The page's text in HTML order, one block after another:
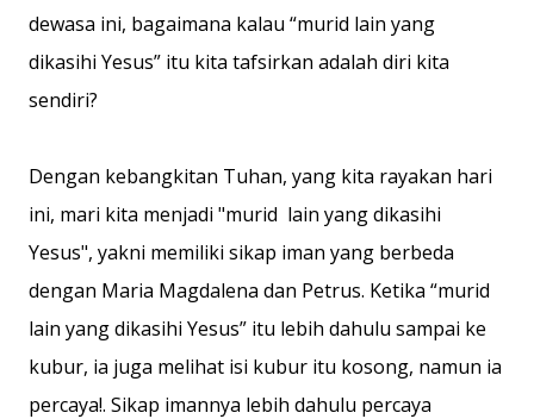
dewasa ini, bagaimana kalau “murid lain yang
dikasihi Yesus” itu kita tafsirkan adalah diri kita
sendiri?
Dengan kebangkitan Tuhan, yang kita rayakan hari
ini, mari kita menjadi "murid lain yang dikasihi
Yesus", yakni memiliki sikap iman yang berbeda
dengan Maria Magdalena dan Petrus. Ketika “murid
lain yang dikasihi Yesus” itu lebih dahulu sampai ke
kubur, ia juga melihat isi kubur itu kosong, namun ia
percaya!. Sikap imannya lebih dahulu percaya